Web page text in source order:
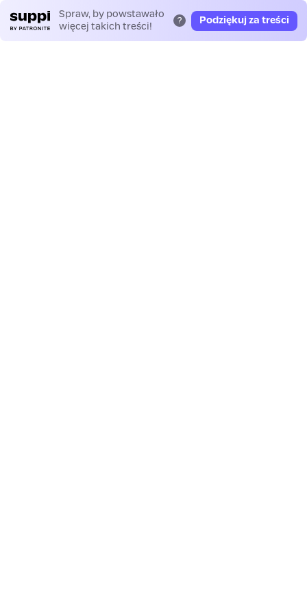
Spraw, by powstawało
więcej takich treści!
? Podziękuj za treści